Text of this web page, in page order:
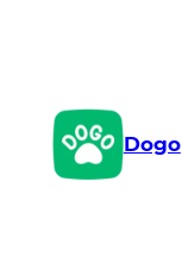
Dogo